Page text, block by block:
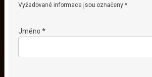
Vyžadované informace jsou označeny *.
Jméno *